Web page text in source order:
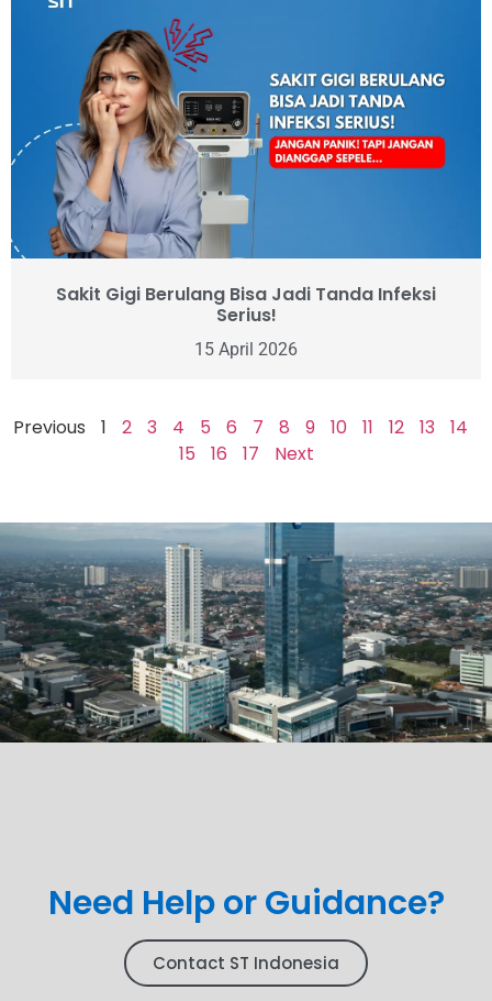
Sakit Gigi Berulang Bisa Jadi Tanda Infeksi
Serius!
15 April 2026
Previous 1 2 3 4 5 6 7 8 9 10 11 12 13
14
15
16 17 Next
Need Help or Guidance?
Contact ST Indonesia